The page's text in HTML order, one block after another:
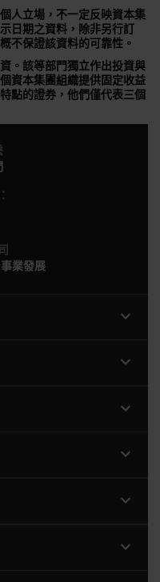
人立場，不一定反映資本集
日期之資料，除非另行訂
不保證該資料的可靠性。
。該等部門獨立作出投資與
資本集團組織提供固定收益
點的證券，他們僅代表三個
事業發展
expand_more
expand_more
expand_more
expand_more
expand_more
expand_more